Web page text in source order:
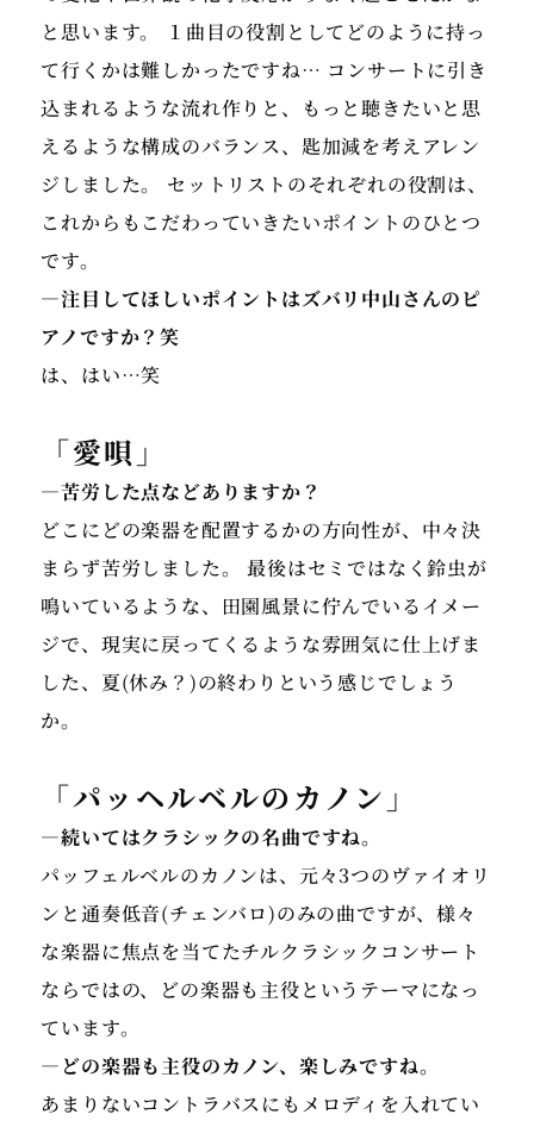
2006年 ポーランド大使館でショパン作品を演奏 2010
年 ショパン生誕200年記念・NHKカルチャー主催のワ
ルシャワ交流祭 ツアーに参加、ワルシャワ・パリにて
ショパンを演奏し喝采を浴びる。2011年 NHKラジオ
第2文化講演会「ショパンとその時代」に出演 2012年
スペインのマヨルカ島、スイスツアーを開催 2014年
ブラジル・サンパウロにて海外初の「ピアノ・オペラ
ートに出演 2015年・2016年「ピアノ・オペラ ファイ
ナルファンタジー」ワールドツアー、パリ・ブリュッ
セル・ストックホルム・ロンドン・台湾・韓国・香
港・シンガポール・ブラジル・メキシコ・ニューヨー
ルにて、中山博之個展を開催。2021年東京オリンピッ
イナルファンタジー""勝利のファンファーレ""が使用
された。2022年10月から12月までNHKラジオ第2に
おいて、芸術その魅力「19世紀パリ音楽サロンへの
旅」が13回にわたり放送される。2023年2月シンガポ
ールにて、ファイナルファンタジーピアノリサイタル
にソリストとして出演。2024年10月岐阜県で行われた
国民文化祭開会式において、天皇皇后両陛下ご臨席の
る。
現在スクエア・エニックス公式YouTubeにて、ファイ
ナルファンタジー作品等を編曲・演奏。
https://www.youtube.com/channel/
桐朋学園芸術短期大学非常勤講師、NHK、読売カルチ
ャー講師。
と思います。 １曲目の役割としてどのように持っ
て行くかは難しかったですね… コンサートに引き
込まれるような流れ作りと、もっと聴きたいと思
えるような構成のバランス、匙加減を考えアレン
ジしました。 セットリストのそれぞれの役割は、
これからもこだわっていきたいポイントのひとつ
です。
―注目してほしいポイントはズバリ中山さんのピ
アノですか？笑
は、はい…笑
「愛唄」
―苦労した点などありますか？
どこにどの楽器を配置するかの方向性が、中々決
まらず苦労しました。 最後はセミではなく鈴虫が
鳴いているような、田園風景に佇んでいるイメー
ジで、現実に戻ってくるような雰囲気に仕上げま
した、夏(休み？)の終わりという感じでしょう
か。
「パッヘルベルのカノン」
―続いてはクラシックの名曲ですね。
パッフェルベルのカノンは、元々3つのヴァイオリ
ンと通奏低音(チェンバロ)のみの曲ですが、様々
な楽器に焦点を当てたチルクラシックコンサート
ならではの、どの楽器も主役というテーマになっ
ています。
―どの楽器も主役のカノン、楽しみですね。
あまりないコントラバスにもメロディを入れてい